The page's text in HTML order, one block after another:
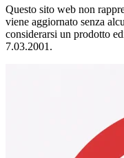
Questo sito web non
viene aggiornato senza
considerarsi un prodotto
7.03.2001.